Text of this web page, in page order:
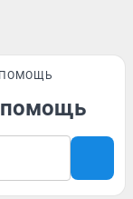
помощь